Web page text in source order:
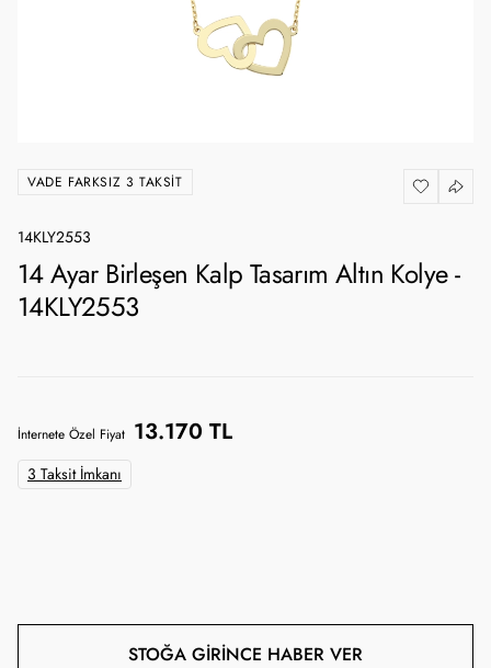
VADE FARKSIZ 3 TAKSIT
14KLY2553
14 Ayar Birleşen Kalp Tasarım Altın Kolye -
14KLY2553
İnternete Özel Fiyat 13.170 TL
3 Taksit İmkanı
STOĞA GIRINCE HABER VER